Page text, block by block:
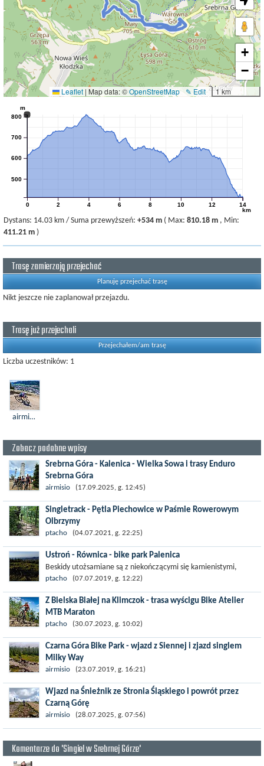
+
−
1 km
✎ Edit
Leaflet | Map data: ©OpenStreetMap
0 2 4 6 8 10 12 14
km
500
600
700
800
m
Dystans: 14.03 km / Suma przewyższeń: +534 m ( Max: 810.18 m , Min:
411.21 m )
Trasę zamierzają przejechać
Planuję przejechać trasę
Nikt jeszcze nie zaplanował przejazdu.
Trasę już przejechali
Przejechałem/am trasę
Liczba uczestników: 1
airmisio
Zobacz podobne wpisy
Srebrna Góra - Kalenica - Wielka Sowa i trasy Enduro
Srebrna Góra
Srebrna Góra - znana ze wspaniałej twierdzy i świetnego
systemu tras rowerowych - to jedno z tych miejsc blisko
Wrocławia, gdzie...
airmisio (17.09.2025, g. 12:45)
Singletrack - Pętla Piechowice w Paśmie Rowerowym
Olbrzymy
Pętla Piechowice poprowadzona jest w stronę Michałowic i
składa się z następujących odcinków:
"Rokitnik", Leszy, Skarbek , Zmora . Rokitnik i...
ptacho (04.07.2021, g. 22:25)
Ustroń - Równica - bike park Palenica
Beskidy utożsamiane są z niekończącymi się kamienistymi,
górskimi ścieżkami. Wiele szlaków jest niemal niedostępnych dla
rowerzytów ze względu na...
ptacho (07.07.2019, g. 12:22)
Z Bielska Białej na Klimczok - trasa wyścigu Bike Atelier
MTB Maraton
Bielsko-Biała to miasto dla szukających wyjątkowego klimatu,
nieco więcej spokoju i bliskości gór. Miasto leży u stóp Beskidu...
ptacho (30.07.2023, g. 10:02)
Czarna Góra Bike Park - wjazd z Siennej i zjazd singlem
Milky Way
Czarna Góra Bike Park położony w Kotlinie Kłodzkiej blisko
Masywu Śnieżnika znany jest głównie z tras typu downhill i
enduro, ale...
airmisio (23.07.2019, g. 16:21)
Wjazd na Śnieżnik ze Stronia Śląskiego i powrót przez
Czarną Górę
Głównym celem trasy był położony w Sudetach Wschodnich i
wznoszący się na wysokość 1425 m n.p.m. Śnieżnik. Przy okazji
wpadliśmy na...
airmisio (28.07.2025, g. 07:56)
Komentarze do 'Singiel w Srebrnej Górze'